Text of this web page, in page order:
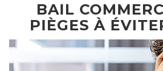
BAIL
PIÈGES À